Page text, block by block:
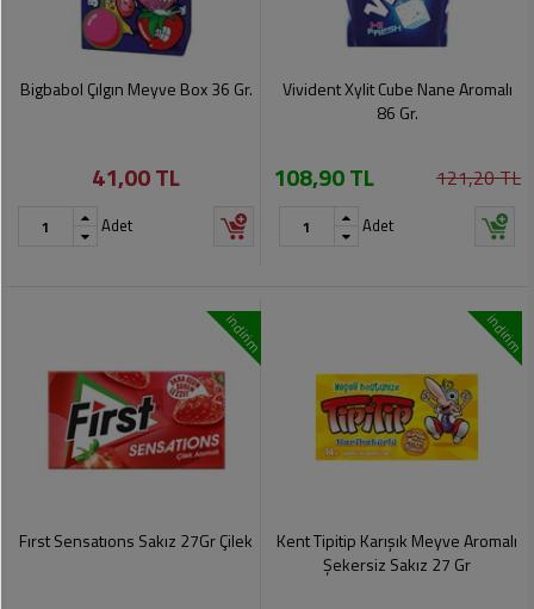
Bigbabol Çılgın Meyve Box 36 Gr.
41,00 TL
Adet
Vivident Xylit Cube Nane Aromalı
86 Gr.
108,90 TL 121,20 TL
Adet
indirim
Fırst Sensatıons Sakız 27Gr Çilek
indirim
Kent Tipitip Karışık Meyve Aromalı
Şekersiz Sakız 27 Gr